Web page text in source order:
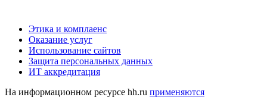
Этика и комплаенс
Оказание услуг
Использование сайтов
Защита персональных данных
ИТ аккредитация
На информационном ресурсе hh.ru применяются